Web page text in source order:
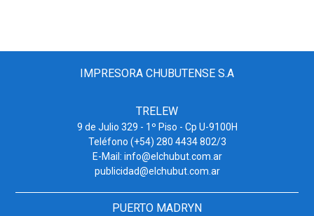
IMPRESORA CHUBUTENSE S.A
TRELEW
9 de Julio 329 - 1º Piso - Cp U-9100H
Teléfono (+54) 280 4434 802/3
E-Mail: info@elchubut.com.ar
publicidad@elchubut.com.ar
PUERTO MADRYN